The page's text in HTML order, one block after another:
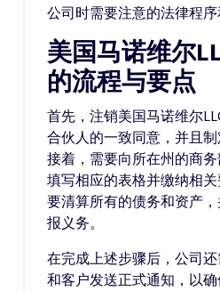
公司时需要注意的法律程序
美国马诺维尔
的流程与要点
首先，注销美国马诺维尔
合伙人的一致同意，并且制
接着，需要向所在州的商务
填写相应的表格并缴纳相
要清算所有的债务和资产
报义务。
在完成上述步骤后，公司
和客户发送正式通知，以